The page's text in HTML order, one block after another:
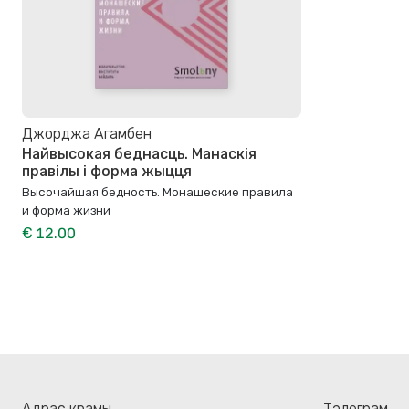
Джорджа Агамбен
Найвысокая беднасць. Манаскія
правілы і форма жыцця
Высочайшая бедность. Монашеские правила
и форма жизни
€ 12.00